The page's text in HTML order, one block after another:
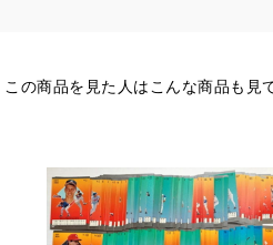
この商品を見た人はこんな商品も見